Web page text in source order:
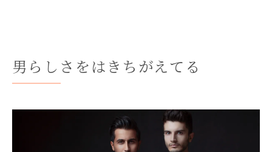
男らしさをはきちがえてる